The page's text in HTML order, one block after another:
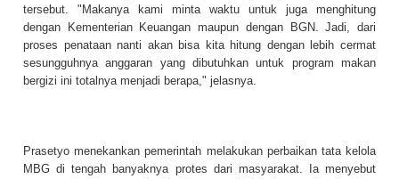
tersebut. "Makanya kami minta waktu untuk juga menghitung
dengan Kementerian Keuangan maupun dengan BGN. Jadi, dari
proses penataan nanti akan bisa kita hitung dengan lebih cermat
sesungguhnya anggaran yang dibutuhkan untuk program makan
bergizi ini totalnya menjadi berapa," jelasnya.
Prasetyo menekankan pemerintah melakukan perbaikan tata kelola
MBG di tengah banyaknya protes dari masyarakat. Ia menyebut